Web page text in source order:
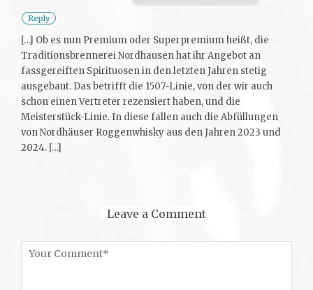
Reply
[…] Ob es nun Premium oder Superpremium heißt, die
Traditionsbrennerei Nordhausen hat ihr Angebot an
fassgereiften Spirituosen in den letzten Jahren stetig
ausgebaut. Das betrifft die 1507-Linie, von der wir auch
schon einen Vertreter rezensiert haben, und die
Meisterstück-Linie. In diese fallen auch die Abfüllungen
von Nordhäuser Roggenwhisky aus den Jahren 2023 und
2024. […]
Leave a Comment